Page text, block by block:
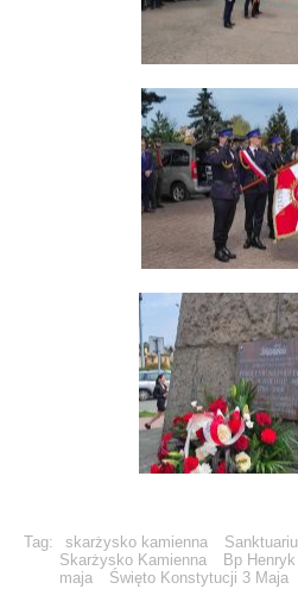
Tag: skarżysko kamienna
Skarżysko Kamienna
Bp
maja
Święto Konstytucji 3 Maja